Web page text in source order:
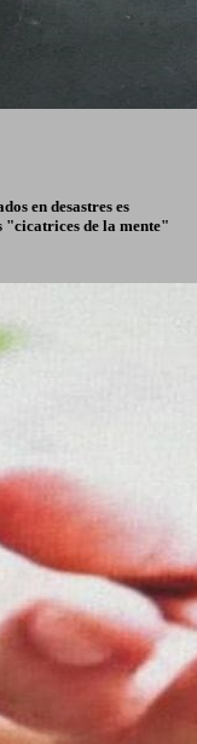
en desastres es
"cicatrices de la mente"